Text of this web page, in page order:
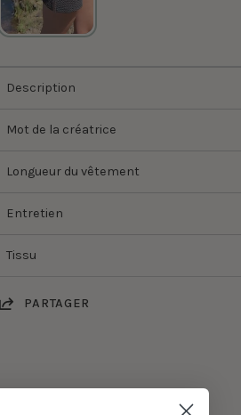
Description
Mot de la créatrice
Longueur du vêtement
Entretien
Tissu
PARTAGER